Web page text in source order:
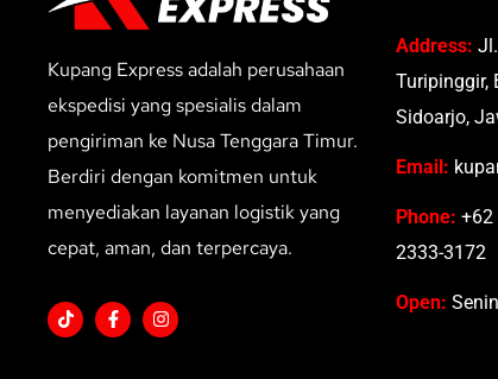
Kupang Express adalah perusahaan
ekspedisi yang spesialis dalam
pengiriman ke Nusa Tenggara Timur.
Berdiri dengan komitmen untuk
menyediakan layanan logistik yang
cepat, aman, dan terpercaya.
Address:
Turipinggir,
Sidoarjo,
Email:
Phone: +62
2333-3172
Open: